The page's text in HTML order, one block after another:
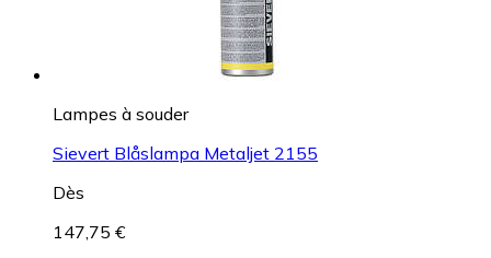
Lampes à souder
Sievert Blåslampa Metaljet 2155
Dès
147,75 €